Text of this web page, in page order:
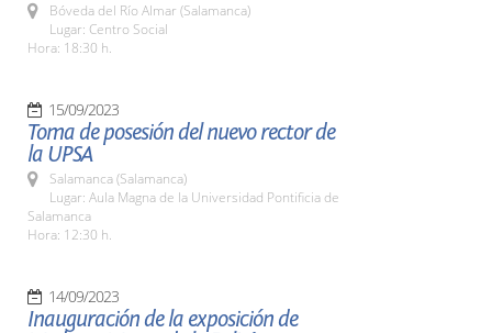
Bóveda del Río Almar (Salamanca)
Lugar: Centro Social
Hora: 18:30 h.
15/09/2023
Toma de posesión del nuevo rector de
la UPSA
Salamanca (Salamanca)
Lugar: Aula Magna de la Universidad Pontificia de
Salamanca
Hora: 12:30 h.
14/09/2023
Inauguración de la exposición de